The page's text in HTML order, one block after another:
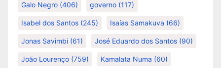
Galo Negro (406) governo (117)
Isabel dos Santos (245) Isaías Samakuva (66)
Jonas Savimbi (61) José Eduardo dos Santos (90)
João Lourenço (759) Kamalata Numa (60)